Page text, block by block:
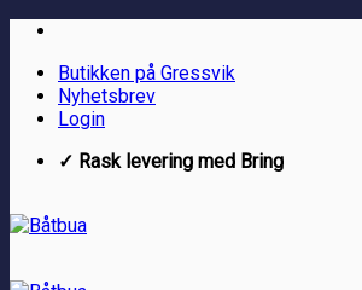
Skip
contentButikken på Gressvik
Nyhetsbrev
Login
✓ Rask levering med Bring